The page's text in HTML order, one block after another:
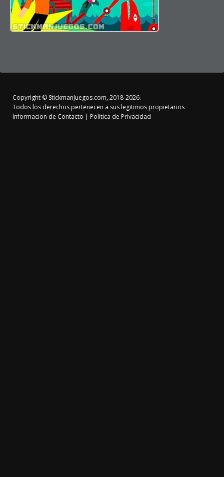
Copyright © StickmanJuegos.com, 2018-2026.
Todos los derechos pertenecen a sus legitimos propietarios
Informacion de Contacto | Politica de Privacidad